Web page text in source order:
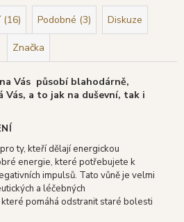
(16) Podobné (3) Diskuze
Značka
Vás působí blahodárně,
Vás, a to jak na duševní, tak i
ty, kteří dělají energickou
energie, které potřebujete k
impulsů. Tato vůně je velmi
a léčebných
které pomáhá odstranit staré bolesti